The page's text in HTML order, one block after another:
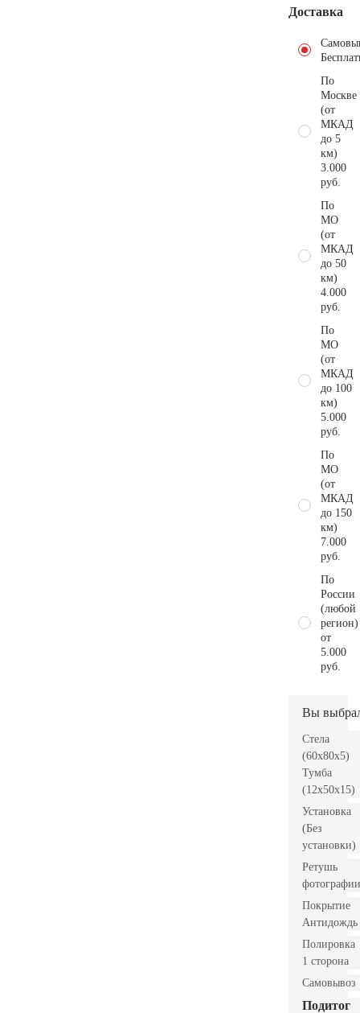
Доставка
По
Москве
(от
МКАД
до 5
км)
3.000
руб.
По
МО
(от
МКАД
до 50
км)
4.000
руб.
По
МО
(от
МКАД
до 100
км)
5.000
руб.
По
МО
(от
МКАД
до 150
км)
7.000
руб.
По
России
(любой
регион)
от
5.000
руб.
Вы
Стела
(60x80x5)
Тумба
(12x50x15)
Установка
(Без
установки)
Ретушь
фотографии
Покрытие
Антидождь
Полировка
1 сторона
Самовывоз
Подитог